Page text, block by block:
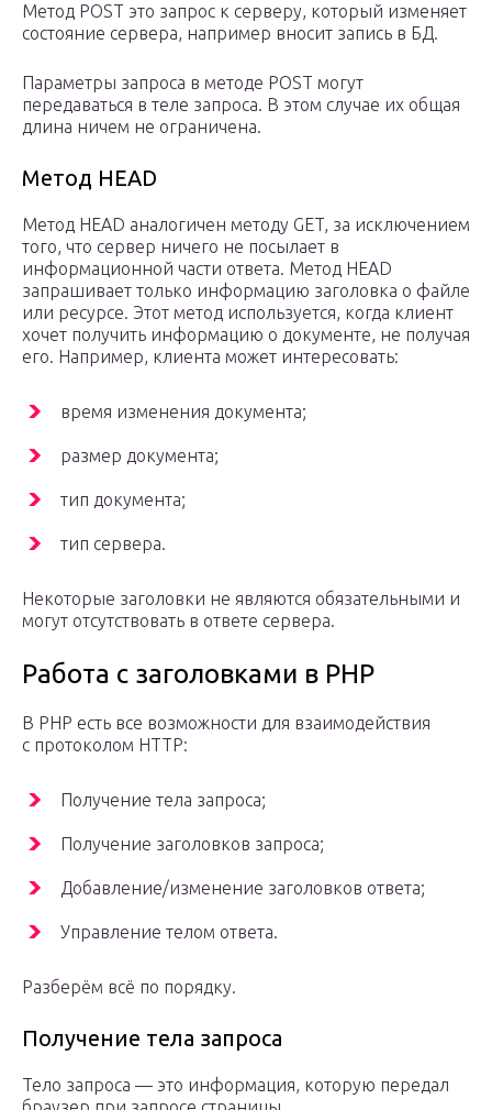
Метод POST это запрос к серверу, который изменяет
состояние сервера, например вносит запись в БД.
Параметры запроса в методе POST могут
передаваться в теле запроса. В этом случае их общая
длина ничем не ограничена.
Метод HEAD
Метод HEAD аналогичен методу GET, за исключением
того, что сервер ничего не посылает в
информационной части ответа. Метод HEAD
запрашивает только информацию заголовка о файле
или ресурсе. Этот метод используется, когда клиент
хочет получить информацию о документе, не получая
его. Например, клиента может интересовать:
время изменения документа;
размер документа;
тип документа;
тип сервера.
Некоторые заголовки не являются обязательными и
могут отсутствовать в ответе сервера.
Работа с заголовками в PHP
В PHP есть все возможности для взаимодействия
с протоколом HTTP:
Получение тела запроса;
Получение заголовков запроса;
Добавление/изменение заголовков ответа;
Управление телом ответа.
Разберём всё по порядку.
Получение тела запроса
Тело запроса — это информация, которую передал